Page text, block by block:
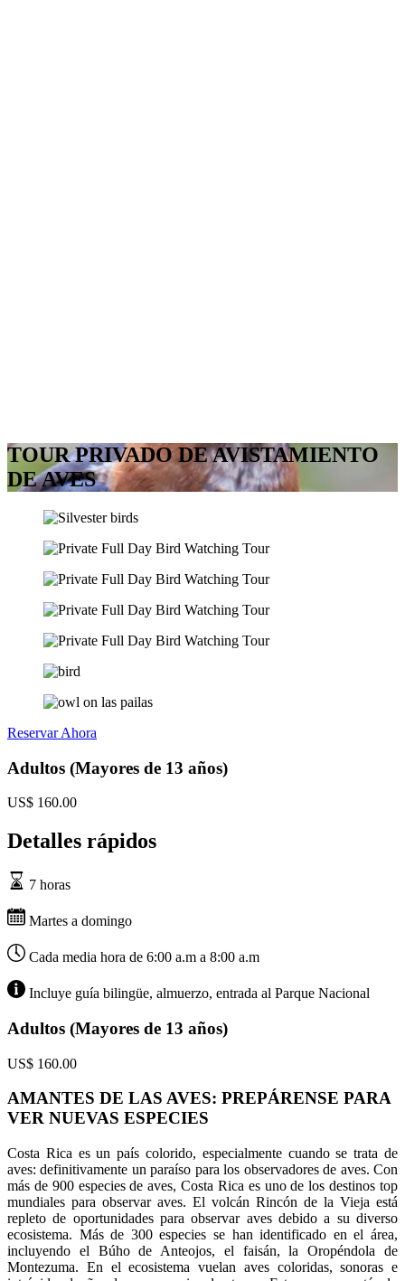
TOUR PRIVADO DE AVISTAMIENTO
DE AVES
Reservar Ahora
Adultos (Mayores de 13 años)
US$ 160.00
Detalles rápidos
7 horas
Martes a domingo
Cada media hora de 6:00 a.m a 8:00 a.m
Incluye guía bilingüe, almuerzo, entrada al Parque Nacional
Adultos (Mayores de 13 años)
US$ 160.00
AMANTES DE LAS AVES: PREPÁRENSE PARA
VER NUEVAS ESPECIES
Costa Rica es un país colorido, especialmente cuando se trata de
aves: definitivamente un paraíso para los observadores de aves. Con
más de 900 especies de aves, Costa Rica es uno de los destinos top
mundiales para observar aves. El volcán Rincón de la Vieja está
repleto de oportunidades para observar aves debido a su diverso
ecosistema. Más de 300 especies se han identificado en el área,
incluyendo el Búho de Anteojos, el faisán, la Oropéndola de
Montezuma. En el ecosistema vuelan aves coloridas, sonoras e